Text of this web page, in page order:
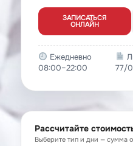
ЗАПИСАТЬСЯ
ОНЛАЙН
Ежедневно
08:00–22:00
77/
Рассчитайте
Выберите тип и дни — сумма